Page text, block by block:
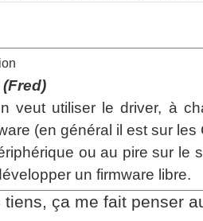
veut utiliser le driver, à
(en général il est sur
ou au pire sur le
un firmware libre.
tiens, ça me fait penser